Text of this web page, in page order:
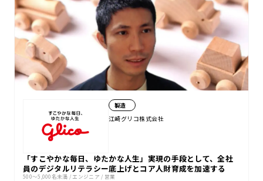
製造
江崎グリコ株式会社
「すこやかな毎日、ゆたかな人生」実現の手段として、全社
員のデジタルリテラシー底上げとコア人財育成を加速する
500〜5,000名未満 / エンジニア / 営業